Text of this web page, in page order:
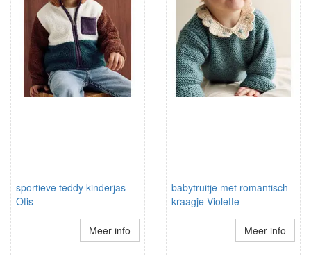
sportieve teddy kinderjas
Otis
Meer info
babytruitje met romantisch
kraagje Violette
Meer info